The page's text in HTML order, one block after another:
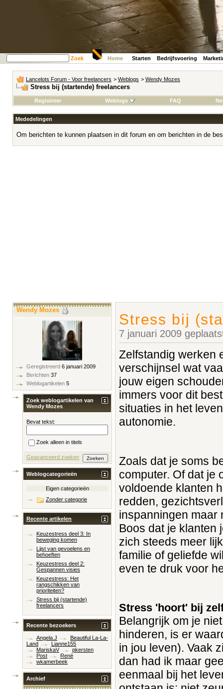
Zoek Home Starten Bedrijfsvoering
Lancelots Forum - Voor freelancers > Weblogs > Wendy Mozes
Stress bij (startende) freelancers
Registreer Weblogs FAQ
Mededelingen
Om berichten te kunnen plaatsen in dit forum en om berichten in de
Stress bij
7 januari 2009
Zelfstandig werken
verschijnsel wat
jouw eigen
immers voor dit
situaties in het
autonomie.
Zoals dat je soms
computer. Of dat je
voldoende klanten
redden,
inspanningen maar
Boos dat je klanten
zich steeds meer
familie of geliefde
even te druk voor
Stress 'hoort' bij
Belangrijk om je
hinderen, is er
in jou leven). Vaak
dan had ik maar
eenmaal bij het
Wendy Mozes
Geregistreerd 6 januari 2009
Berichten 37
Weblogartikelen 5
Zoek weblogartikelen van
Wendy Mozes
Bevat tekst:
Zoek alleen in titels
Geavanceerd zoeken
Weblogcategorieën
Eigen categorieën
Zonder categorie
Recente artikelen
Keuzestress deel 3: In
beweging komen
Lijst van gevoelens en
behoeften
Keuzestress deel 2:
Gespannen visies
Keuzestress: Het
rangschikken van
prioriteiten?
Stress bij (startende)
freelancers
Recente bezoekers
Angela.J
Beautiful La-La-
Land
Lianne155
MariskaV
pkersten
Post
René
wkamerbeek
Archief